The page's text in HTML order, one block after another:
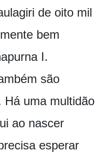
de oito mil
bem
I.
são
Há uma multidão
ao nascer
esperar